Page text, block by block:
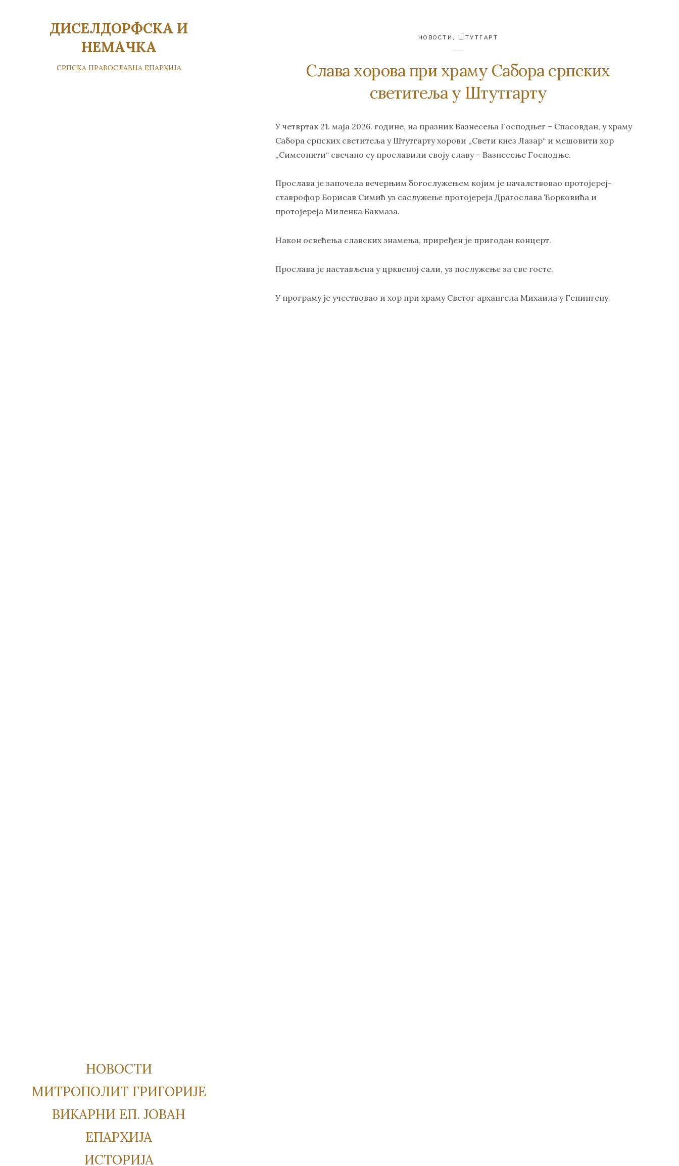
ДИСЕЛДОРФСКА И
НЕМАЧКА
СРПСКА ПРАВОСЛАВНА ЕПАРХИЈА
НОВОСТИ
МИТРОПОЛИТ ГРИГОРИЈЕ
ВИКАРНИ ЕП. ЈОВАН
ЕПАРХИЈА
ИСТОРИЈА
НОВОСТИ , ШТУТГАРТ
Слава хорова при храму Сабора српских
светитеља у Штутгарту
У четвртак 21. маја 2026. године, на празник Вазнесења Господњег – Спасовдан, у храму
Сабора српских светитеља у Штутгарту хорови „Свети кнез Лазар“ и мешовити хор
„Симеонити“ свечано су прославили своју славу – Вазнесење Господње.
Прослава је започела вечерњим богослужењем којим је началствовао протојереј-
ставрофор Борисав Симић уз саслужење протојереја Драгослава Ћорковића и
протојереја Миленка Бакмаза.
Након освећења славских знамења, приређен је пригодан концерт.
Прослава је настављена у црквеној сали, уз послужење за све госте.
У програму је учествовао и хор при храму Светог архангела Михаила у Гепингену.